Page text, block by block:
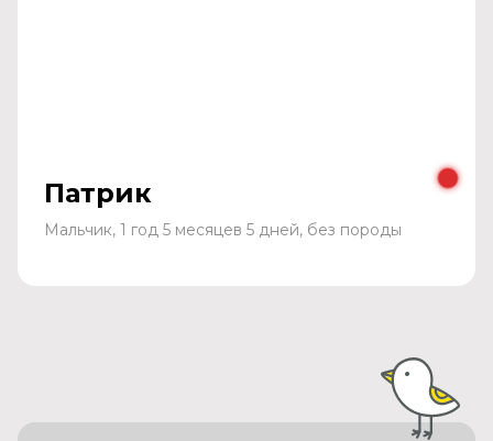
Патрик
Мальчик, 1 год 5 месяцев 5 дней, без породы